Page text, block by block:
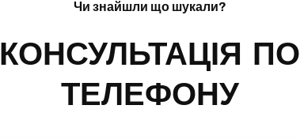
Чи знайшли що шукали?
КОНСУЛЬТАЦІЯ ПО
ТЕЛЕФОНУ